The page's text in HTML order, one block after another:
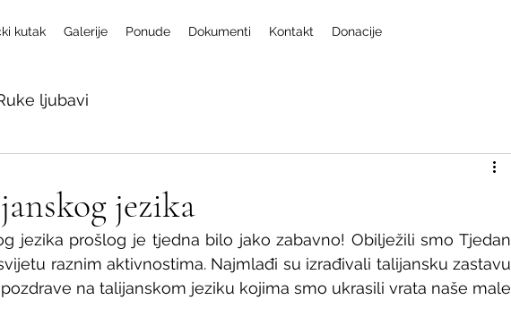
kutak Galerije Ponude Dokumenti Kontakt Donacije
ljubavi
jezika
jezika prošlog je tjedna bilo jako zabavno! Obilježili smo Tjedan
raznim aktivnostima. Najmlađi su izrađivali talijansku zastavu
na talijanskom jeziku kojima smo ukrasili vrata naše male